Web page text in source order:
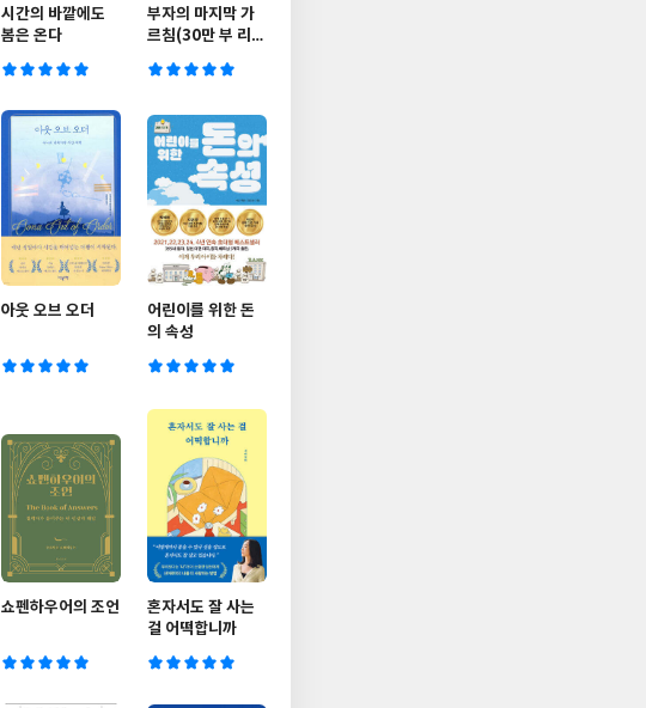
시간의 바깥에도
봄은 온다
부자의 마지막 가
르침(30만 부 리커
아웃 오브 오더
어린이를 위한 돈
의 속성
쇼펜하우어의 조언
혼자서도 잘 사는
걸 어떡합니까